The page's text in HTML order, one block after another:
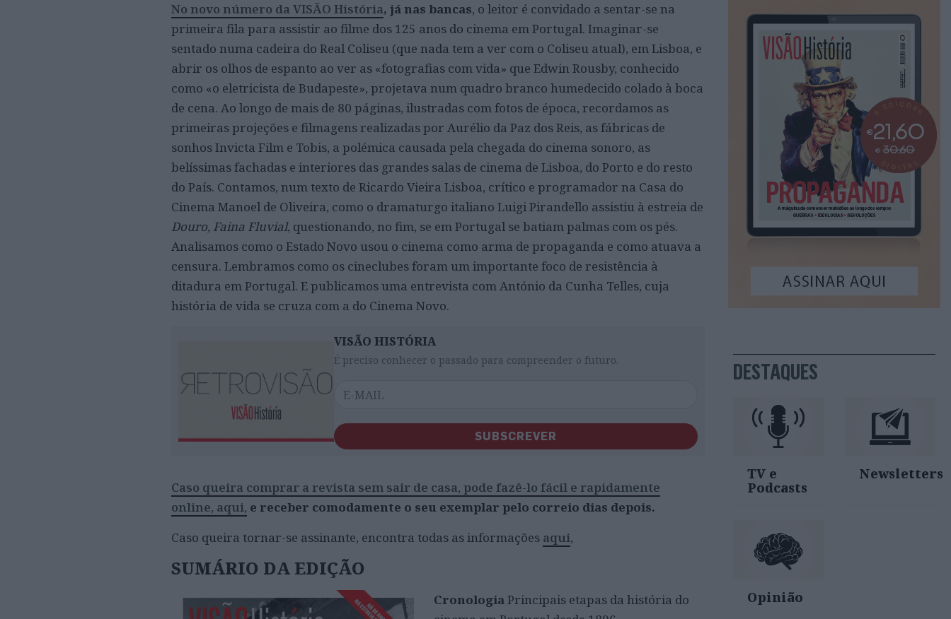
No novo número da VISÃO História, já nas bancas, o leitor é convidado a sentar-se na
primeira fila para assistir ao filme dos 125 anos do cinema em Portugal. Imaginar-se
sentado numa cadeira do Real Coliseu (que nada tem a ver com o Coliseu atual), em Lisboa, e
abrir os olhos de espanto ao ver as «fotografias com vida» que Edwin Rousby, conhecido
como «o eletricista de Budapeste», projetava num quadro branco humedecido colado à boca
de cena. Ao longo de mais de 80 páginas, ilustradas com fotos de época, recordamos as
primeiras projeções e filmagens realizadas por Aurélio da Paz dos Reis, as fábricas de
sonhos Invicta Film e Tobis, a polémica causada pela chegada do cinema sonoro, as
belíssimas fachadas e interiores das grandes salas de cinema de Lisboa, do Porto e do resto
do País. Contamos, num texto de Ricardo Vieira Lisboa, crítico e programador na Casa do
Cinema Manoel de Oliveira, como o dramaturgo italiano Luigi Pirandello assistiu à estreia de
Douro, Faina Fluvial, questionando, no fim, se em Portugal se batiam palmas com os pés.
Analisamos como o Estado Novo usou o cinema como arma de propaganda e como atuava a
censura. Lembramos como os cineclubes foram um importante foco de resistência à
ditadura em Portugal. E publicamos uma entrevista com António da Cunha Telles, cuja
história de vida se cruza com a do Cinema Novo.
VISÃO HISTÓRIA
É preciso conhecer o passado para compreender o futuro.
SUBSCREVER
Caso queira comprar a revista sem sair de casa, pode fazê-lo fácil e rapidamente
online, aqui, e receber comodamente o seu exemplar pelo correio dias depois.
Caso queira tornar-se assinante, encontra todas as informações aqui,
SUMÁRIO DA EDIÇÃO
CronologiaPrincipais etapas da história do
DESTAQUES
TV e
Podcasts
Newsletters
Opinião